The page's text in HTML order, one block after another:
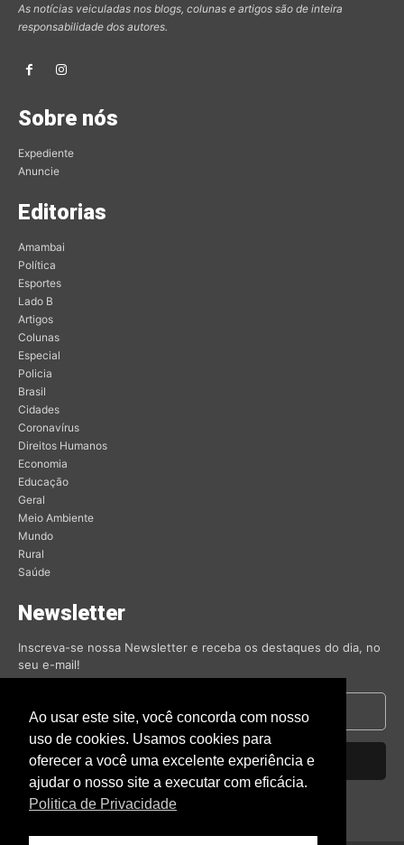
As notícias veiculadas nos blogs, colunas e artigos são de inteira
responsabilidade dos autores.
Sobre nós
Expediente
Anuncie
Editorias
Amambai
Política
Esportes
Lado B
Artigos
Colunas
Especial
Policia
Brasil
Cidades
Coronavírus
Direitos Humanos
Economia
Educação
Geral
Meio Ambiente
Mundo
Rural
Saúde
Newsletter
Inscreva-se nossa Newsletter e receba os destaques do dia, no
seu e-mail!
Inscrever-se
Nós respeitamos sua privacidade.
Ao usar este site, você concorda com nosso
uso de cookies. Usamos cookies para
oferecer a você uma excelente experiência e
ajudar o nosso site a executar com eficácia.
Politica de Privacidade